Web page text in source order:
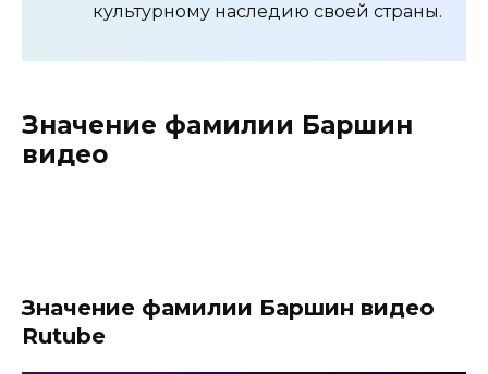
культурному наследию своей страны.
Значение фамилии Баршин
видео
Значение фамилии Баршин видео
Rutube